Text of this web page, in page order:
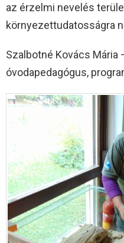
az érzelmi nevelés
környezettudatosságra
Szalbotné Kovács
óvodapedagógus,